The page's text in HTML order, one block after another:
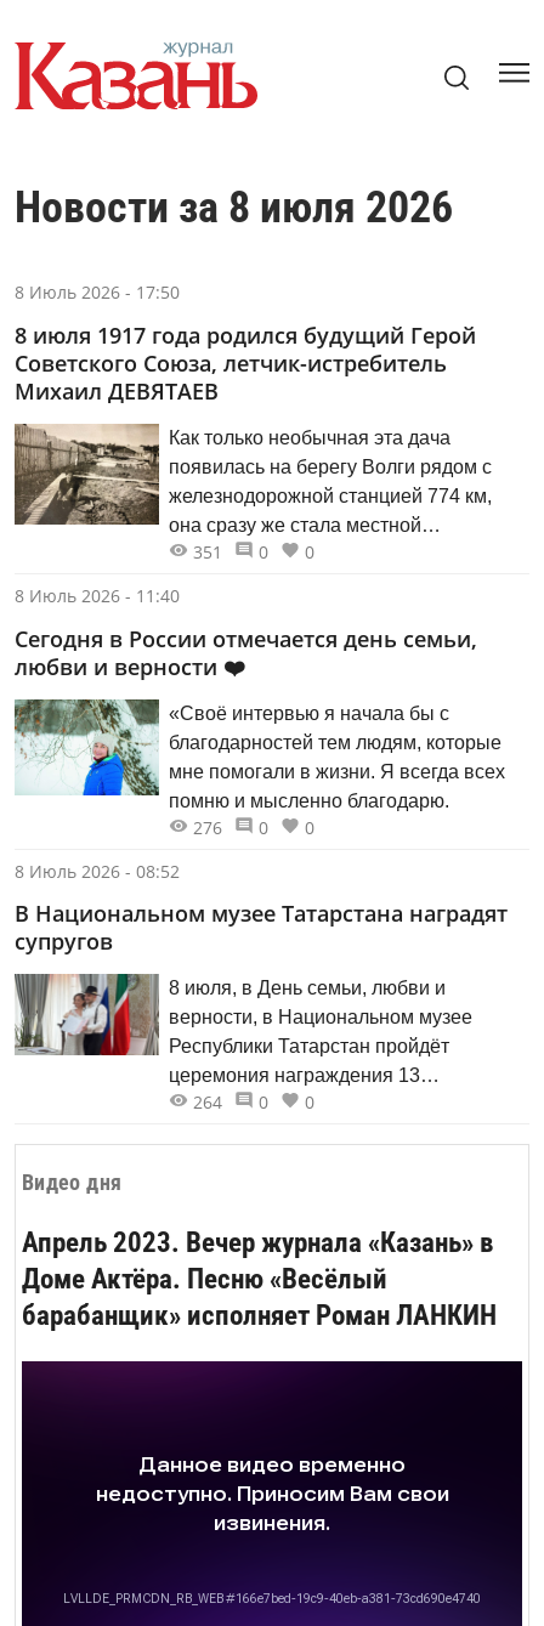
Видео дня
Апрель 2023. Вечер журнала «Казань» в
Доме Актёра. Песню «Весёлый
барабанщик» исполняет Роман ЛАНКИН
Новости за 8 июля 2026
8 Июль 2026 - 17:50
8 июля 1917 года родился будущий Герой
Советского Союза, летчик-истребитель
Михаил ДЕВЯТАЕВ
Как только необычная эта дача
появилась на берегу Волги рядом с
железнодорожной станцией 774 км,
она сразу же стала местной
достопримечательностью.
головы, а отдыхающие ходили сюда,
как на экскурсию. Ведь тогда у всех
на трёх сотках. Разрешалось иметь
скромную одноэтажную постройку с
уборной в углу участка. Никаких тебе
бань, гаражей и капитальных теплиц.
чтобы у советского человека на
приусадебном участке не выросло
чувство собственника. Подробнее:
kazantsyi/sovetskaya-dacha-s-kaminom
351 0
0
8 Июль 2026 - 11:40
Сегодня в России отмечается день семьи,
любви и верности ❤️
«Своё интервью я начала бы с
благодарностей тем людям, которые
мне помогали в жизни. Я всегда всех
помню и мысленно благодарю.
276 0
0
8 Июль 2026 - 08:52
В Национальном музее Татарстана наградят
супругов
8 июля, в День семьи, любви и
верности, в Национальном музее
Республики Татарстан пройдёт
церемония награждения 13
супружеских пар из Казани медалью
Татарстана.
264 0 0